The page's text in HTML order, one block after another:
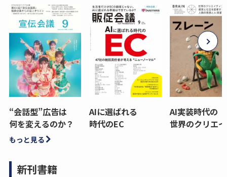
“会話型”広告は
何を変えるのか？
AIに選ばれる
時代のEC
AI実装時代の
世界のクリエ
もっと見る
新刊書籍